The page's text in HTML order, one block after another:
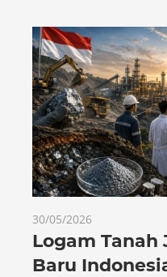
30/05/2026
Logam Tanah
Baru